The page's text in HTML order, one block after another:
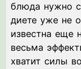
блюда нужно
диете уже не
известна еще
весьма
хватит силы